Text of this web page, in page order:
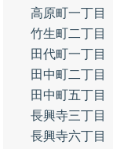
高原町一丁目
竹生町二丁目
田代町一丁目
田中町二丁目
田中町五丁目
長興寺三丁目
長興寺六丁目